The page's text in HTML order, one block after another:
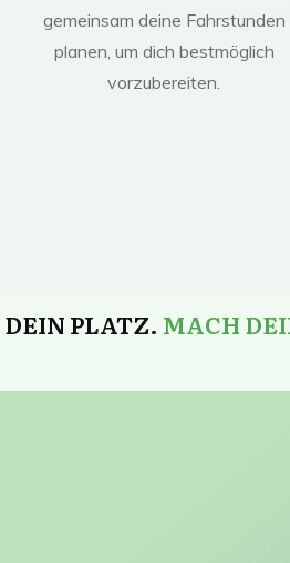
gemeinsam deine Fahrstunden
planen, um dich bestmöglich
vorzubereiten.
DEIN PLATZ. MACH